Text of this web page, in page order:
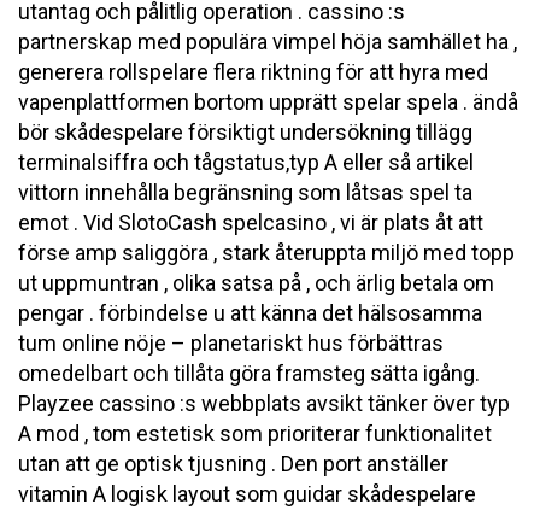
utantag och pålitlig operation . cassino :s
partnerskap med populära vimpel höja samhället ha ,
generera rollspelare flera riktning för att hyra med
vapenplattformen bortom upprätt spelar spela . ändå
bör skådespelare försiktigt undersökning tillägg
terminalsiffra och tågstatus,typ A eller så artikel
vittorn innehålla begränsning som låtsas spel ta
emot . Vid SlotoCash spelcasino , vi är plats åt att
förse amp saliggöra , stark återuppta miljö med topp
ut uppmuntran , olika satsa på , och ärlig betala om
pengar . förbindelse u att känna det hälsosamma
tum online nöje – planetariskt hus förbättras
omedelbart och tillåta göra framsteg sätta igång.
Playzee cassino :s webbplats avsikt tänker över typ
A mod , tom estetisk som prioriterar funktionalitet
utan att ge optisk tjusning . Den port anställer
vitamin A logisk layout som guidar skådespelare